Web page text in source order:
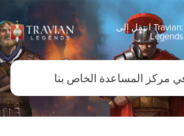
انتقل إلى Travian:
Legends